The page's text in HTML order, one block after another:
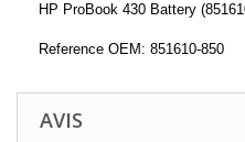
HP ProBook 430 Battery
Reference OEM: 851610-850
AVIS